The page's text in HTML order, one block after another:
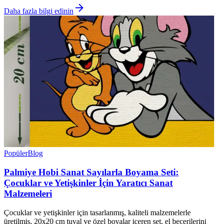
Daha fazla bilgi edinin
PopülerBlog
Palmiye Hobi Sanat Sayılarla Boyama Seti:
Çocuklar ve Yetişkinler İçin Yaratıcı Sanat
Malzemeleri
Çocuklar ve yetişkinler için tasarlanmış, kaliteli malzemelerle
üretilmiş, 20x20 cm tuval ve özel boyalar içeren set, el becerilerini